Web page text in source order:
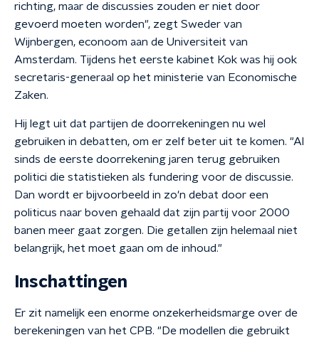
richting, maar de discussies zouden er niet door
gevoerd moeten worden", zegt Sweder van
Wijnbergen, econoom aan de Universiteit van
Amsterdam. Tijdens het eerste kabinet Kok was hij ook
secretaris-generaal op het ministerie van Economische
Zaken.
Hij legt uit dat partijen de doorrekeningen nu wel
gebruiken in debatten, om er zelf beter uit te komen. "Al
sinds de eerste doorrekening jaren terug gebruiken
politici die statistieken als fundering voor de discussie.
Dan wordt er bijvoorbeeld in zo'n debat door een
politicus naar boven gehaald dat zijn partij voor 2000
banen meer gaat zorgen. Die getallen zijn helemaal niet
belangrijk, het moet gaan om de inhoud."
Inschattingen
Er zit namelijk een enorme onzekerheidsmarge over de
berekeningen van het CPB. "De modellen die gebruikt